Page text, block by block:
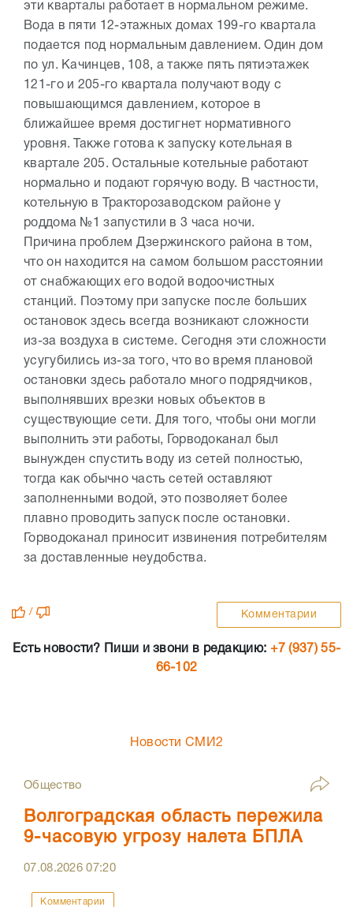
эти кварталы работает в нормальном режиме.
Вода в пяти 12-этажных домах 199-го квартала
подается под нормальным давлением. Один дом
по ул. Качинцев, 108, а также пять пятиэтажек
121-го и 205-го квартала получают воду с
повышающимся давлением, которое в
ближайшее время достигнет нормативного
уровня. Также готова к запуску котельная в
квартале 205. Остальные котельные работают
нормально и подают горячую воду. В частности,
котельную в Тракторозаводском районе у
роддома №1 запустили в 3 часа ночи.
Причина проблем Дзержинского района в том,
что он находится на самом большом расстоянии
от снабжающих его водой водоочистных
станций. Поэтому при запуске после больших
остановок здесь всегда возникают сложности
из-за воздуха в системе. Сегодня эти сложности
усугубились из-за того, что во время плановой
остановки здесь работало много подрядчиков,
выполнявших врезки новых объектов в
существующие сети. Для того, чтобы они могли
выполнить эти работы, Горводоканал был
вынужден спустить воду из сетей полностью,
тогда как обычно часть сетей оставляют
заполненными водой, это позволяет более
плавно проводить запуск после остановки.
Горводоканал приносит извинения потребителям
за доставленные неудобства.
/ Комментарии
Есть новости? Пиши и звони в редакцию: +7 (937) 55-
66-102
Новости СМИ2
Общество
Волгоградская область пережила
9-часовую угрозу налета БПЛА
07.08.202607:20
Комментарии